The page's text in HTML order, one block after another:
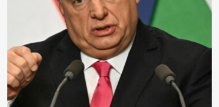
Az olasz futball válsága:
Guardiola sokkolta, Mancini...